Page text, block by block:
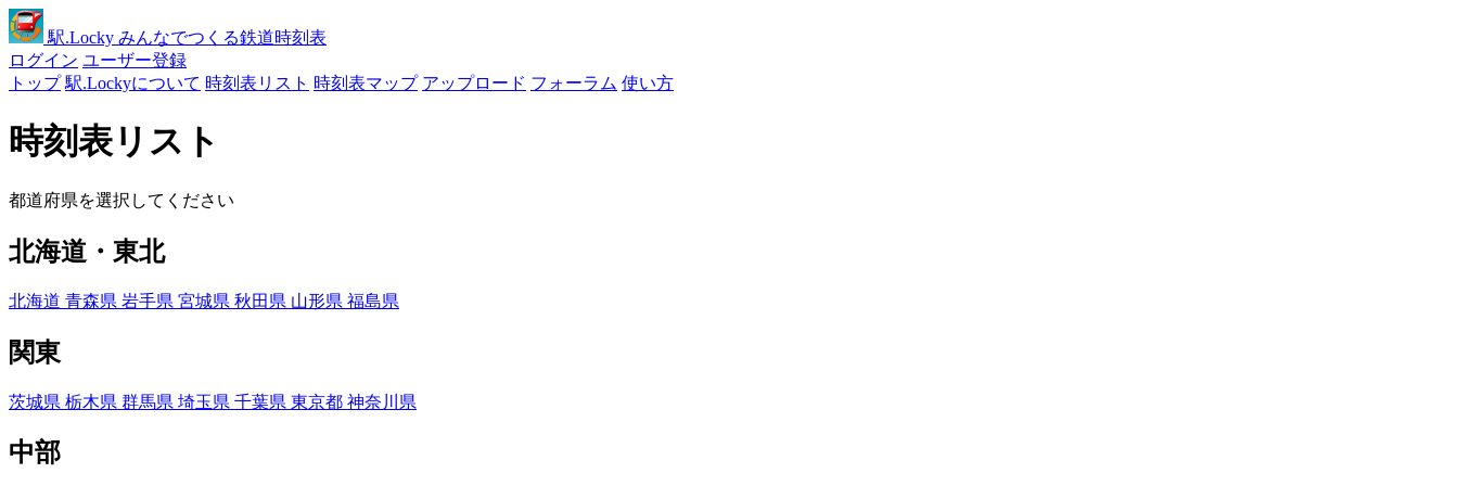
駅.Locky みんなでつくる鉄道時刻表
ログイン ユーザー登録
トップ 駅.Lockyについて 時刻表リスト 時刻表マップ アップロード フォーラム 使い方
時刻表リスト
都道府県を選択してください
北海道・東北
北海道 青森県 岩手県 宮城県 秋田県 山形県 福島県
関東
茨城県 栃木県 群馬県 埼玉県 千葉県 東京都 神奈川県
中部